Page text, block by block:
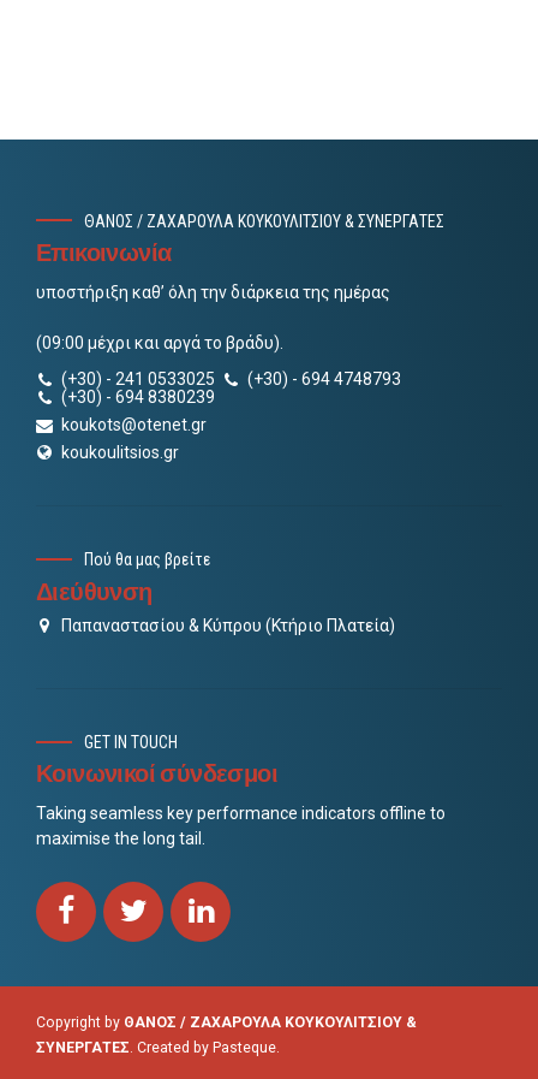
ΘΑΝΟΣ / ΖΑΧΑΡΟΥΛΑ ΚΟΥΚΟΥΛΙΤΣΙΟΥ & ΣΥΝΕΡΓΑΤΕΣ
Επικοινωνία
υποστήριξη καθ’ όλη την διάρκεια της ημέρας
(09:00 μέχρι και αργά το βράδυ).
(+30) - 241 0533025
(+30) - 694 4748793
(+30) - 694 8380239
koukots@otenet.gr
koukoulitsios.gr
Πού θα μας βρείτε
Διεύθυνση
Παπαναστασίου & Κύπρου (Κτήριο Πλατεία)
GET IN TOUCH
Κοινωνικοί σύνδεσμοι
Taking seamless key performance indicators offline to
maximise the long tail.
Copyright by ΘΑΝΟΣ / ΖΑΧΑΡΟΥΛΑ ΚΟΥΚΟΥΛΙΤΣΙΟΥ &
ΣΥΝΕΡΓΑΤΕΣ . Created by Pasteque